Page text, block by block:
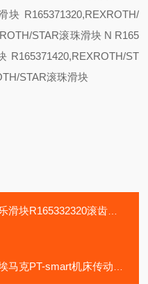
块 R165371320,REXROTH/
STAR滚珠滑块 N R165
R165371420,REXROTH/ST
STAR滚珠滑块
滚齿刀刃磨机床轴承
机床传动轴承R165372320导轨